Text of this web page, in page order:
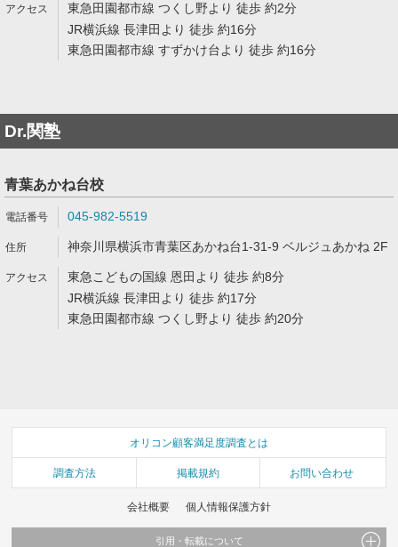
東急田園都市線 つくし野より 徒歩 約2分
JR横浜線 長津田より 徒歩 約16分
東急田園都市線 すずかけ台より 徒歩 約16分
Dr.関塾
青葉あかね台校
045-982-5519
神奈川県横浜市青葉区あかね台1-31-9 ベルジュあかね 2F
東急こどもの国線 恩田より 徒歩 約8分
JR横浜線 長津田より 徒歩 約17分
東急田園都市線 つくし野より 徒歩 約20分
オリコン顧客満足度調査とは
調査方法 掲載規約 お問い合わせ
会社概要 個人情報保護方針
引用・転載について